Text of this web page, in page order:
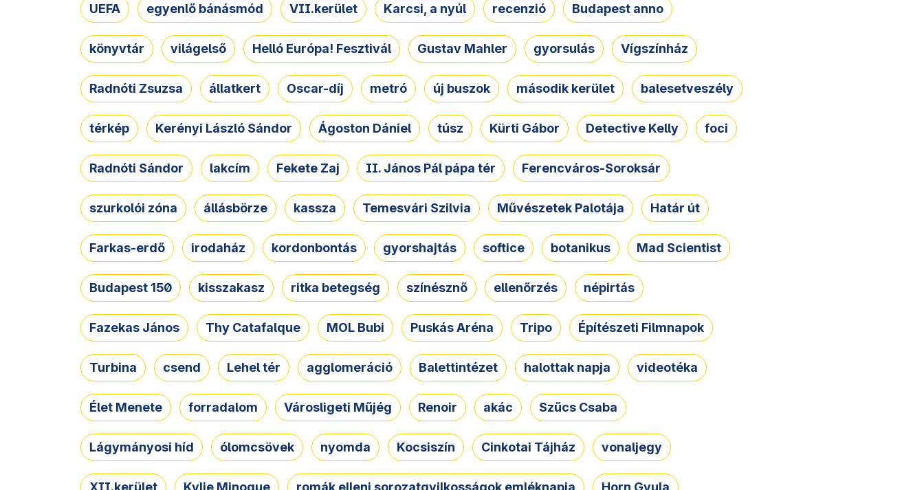
UEFA egyenlő bánásmód VII.kerület Karcsi, a nyúl recenzió Budapest anno
könyvtár világelső Helló Európa! Fesztivál Gustav Mahler gyorsulás Vígszínház
Radnóti Zsuzsa állatkert Oscar-díj metró új buszok második kerület balesetveszély
térkép Kerényi László Sándor Ágoston Dániel túsz Kürti Gábor Detective Kelly foci
Radnóti Sándor lakcím Fekete Zaj II. János Pál pápa tér Ferencváros-Soroksár
szurkolói zóna állásbörze kassza Temesvári Szilvia Művészetek Palotája Határ út
Farkas-erdő irodaház kordonbontás gyorshajtás softice botanikus Mad Scientist
Budapest 150 kisszakasz ritka betegség színésznő ellenőrzés népirtás
Fazekas János Thy Catafalque MOL Bubi Puskás Aréna Tripo Építészeti Filmnapok
Turbina csend Lehel tér agglomeráció Balettintézet halottak napja videotéka
Élet Menete forradalom Városligeti Műjég Renoir akác Szűcs Csaba
Lágymányosi híd ólomcsövek nyomda Kocsiszín Cinkotai Tájház vonaljegy
XII.kerület Kylie Minogue romák elleni sorozatgyilkosságok emléknapja Horn Gyula